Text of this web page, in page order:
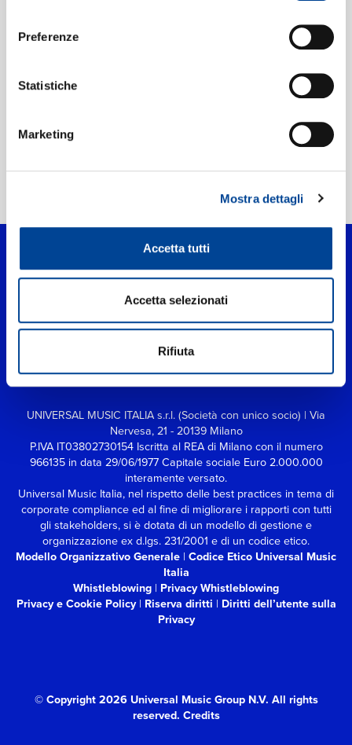
Preferenze
Statistiche
Marketing
Mostra dettagli
Accetta tutti
Accetta selezionati
Rifiuta
Taboo
UNIVERSAL MUSIC ITALIA s.r.l. (Società con unico socio) | Via
Nervesa, 21 - 20139 Milano
P.IVA IT03802730154 Iscritta al REA di Milano con il numero
966135 in data 29/06/1977Capitale sociale Euro 2.000.000
interamente versato.
Universal Music Italia, nel rispetto delle best practices in tema di
corporate compliance ed al fine di migliorare i rapporti con tutti
gli stakeholders,si è dotata di un modello di gestione e
organizzazione ex d.lgs. 231/2001 e di un codice etico.
Modello Organizzativo Generale | Codice Etico Universal Music
Italia
Whistleblowing | Privacy Whistleblowing
Privacy e Cookie Policy| Riserva diritti | Diritti dell’utente sulla
Privacy
© Copyright 2026 Universal Music Group N.V. All rights
reserved. Credits